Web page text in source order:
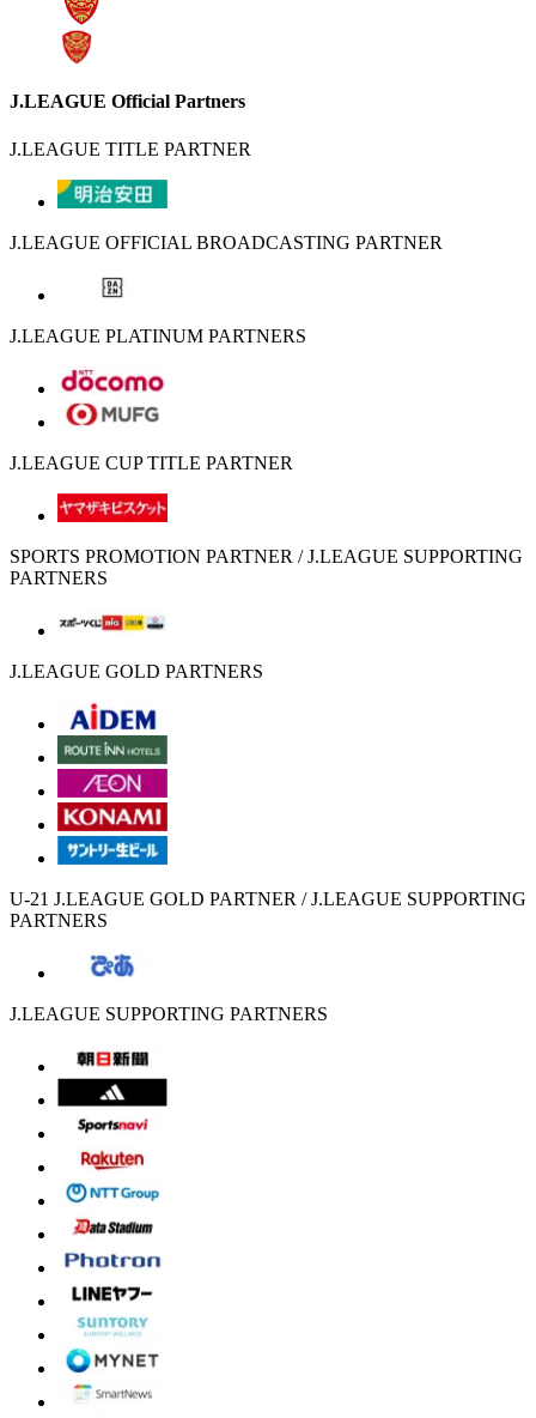
J.LEAGUE Official Partners
J.LEAGUE TITLE PARTNER
J.LEAGUE OFFICIAL BROADCASTING PARTNER
J.LEAGUE PLATINUM PARTNERS
J.LEAGUE CUP TITLE PARTNER
SPORTS PROMOTION PARTNER / J.LEAGUE SUPPORTING
PARTNERS
J.LEAGUE GOLD PARTNERS
U-21 J.LEAGUE GOLD PARTNER / J.LEAGUE SUPPORTING
PARTNERS
J.LEAGUE SUPPORTING PARTNERS